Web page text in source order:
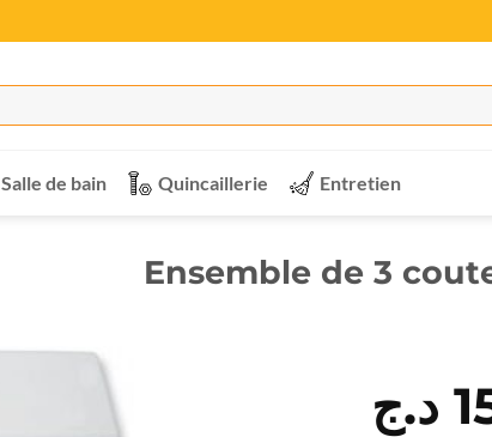
Salle de bain Quincaillerie Entretien
Ensemble de 3
د.ج